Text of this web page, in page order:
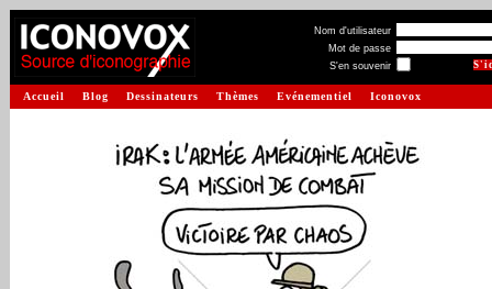
Nom d'utilisateur
Mot de passe
S'en souvenir
Accueil Blog Dessinateurs Thèmes Evénementiel Iconovox